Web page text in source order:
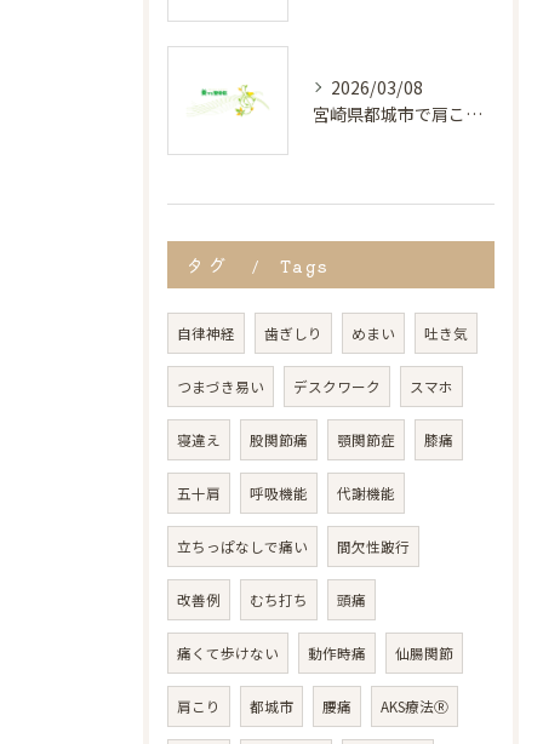
2026/03/08
宮崎県都城市で肩こりに悩む人向け治療法と通いやすさ徹底解説
タグ Tags
自律神経 歯ぎしり めまい 吐き気
つまづき易い デスクワーク スマホ
寝違え 股関節痛 顎関節症 膝痛
五十肩 呼吸機能 代謝機能
立ちっぱなしで痛い 間欠性跛行
改善例 むち打ち 頭痛
痛くて歩けない 動作時痛 仙腸関節
肩こり 都城市 腰痛 AKS療法Ⓡ